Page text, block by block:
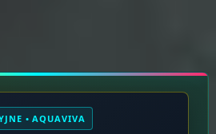
• AQUAVIVA